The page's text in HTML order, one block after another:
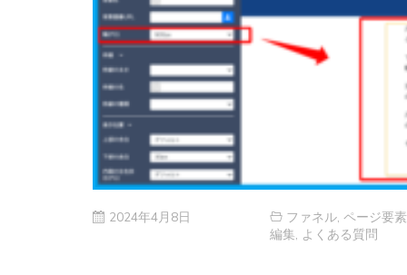
2024年4月8日 ファネル ページ要
編集 よくある質問